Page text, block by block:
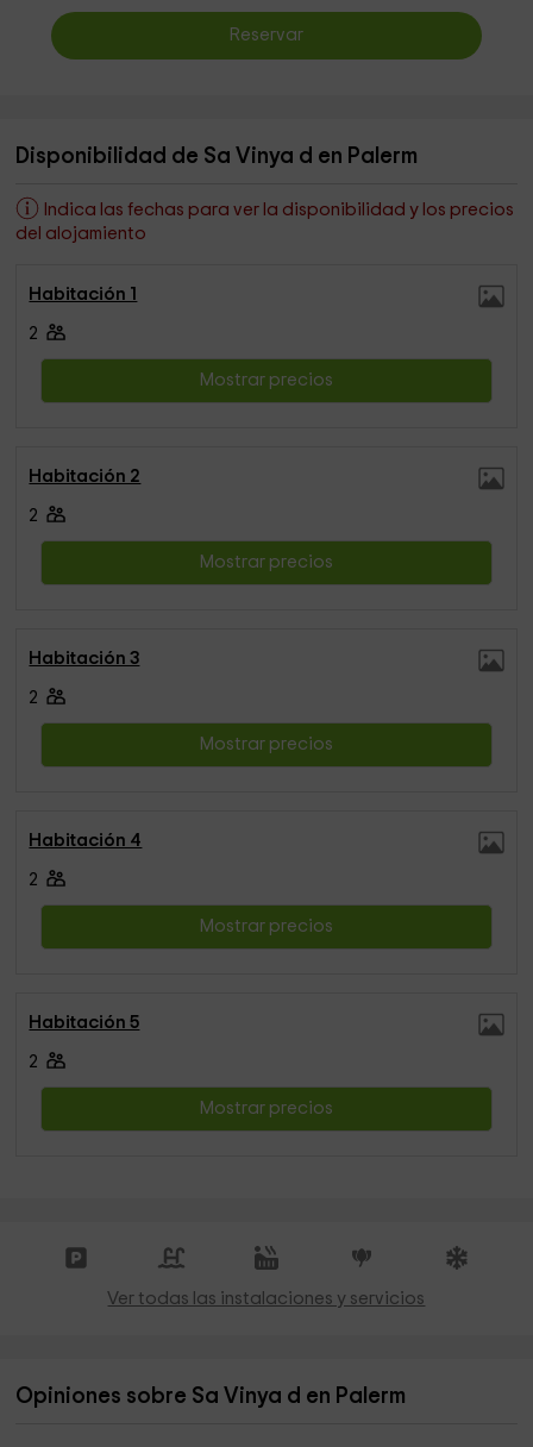
Reservar
Disponibilidad de Sa Vinya d en Palerm
Indica las fechas para ver la disponibilidad y los precios
del alojamiento
Habitación 1
2
Mostrar precios
Habitación 2
2
Mostrar precios
Habitación 3
2
Mostrar precios
Habitación 4
2
Mostrar precios
Habitación 5
2
Mostrar precios
Ver todas las instalaciones y servicios
Opiniones sobre Sa Vinya d en Palerm